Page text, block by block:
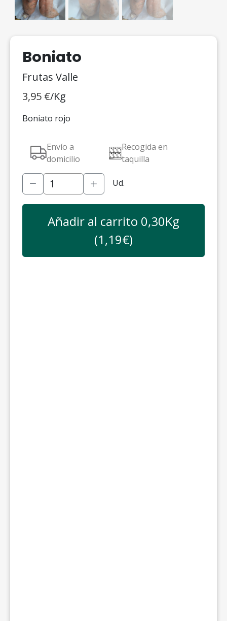
Boniato
Frutas Valle
3,95 €/Kg
Boniato rojo
Envío a
domicilio
Recogida en
taquilla
Ud.
Añadir al carrito 0,30Kg
(1,19€)